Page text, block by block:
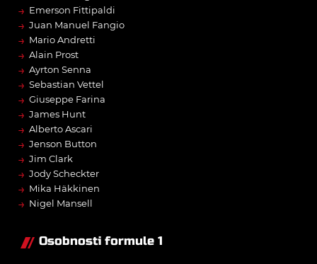
→ Emerson Fittipaldi
→ Juan Manuel Fangio
→ Mario Andretti
→ Alain Prost
→ Ayrton Senna
→ Sebastian Vettel
→ Giuseppe Farina
→ James Hunt
→ Alberto Ascari
→ Jenson Button
→ Jim Clark
→ Jody Scheckter
→ Mika Häkkinen
→ Nigel Mansell
Osobnosti formule 1